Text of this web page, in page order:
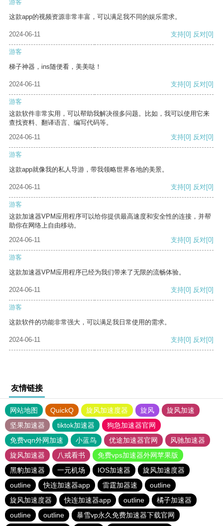
游客
这款app的视频资源非常丰富，可以满足我不同的娱乐需求。
2024-06-11 支持[0] 反对[0]
游客
梯子神器，ins随便看，美美哒！
2024-06-11 支持[0] 反对[0]
游客
这款软件非常实用，可以帮助我解决很多问题。比如，我可以使用它来
查找资料、翻译语言、编写代码等。
2024-06-11
支持[0] 反对[0]
游客
这款app就像我的私人导游，带我领略世界各地的美景。
2024-06-11 支持[0] 反对[0]
游客
这款加速器VPM应用程序可以给你提供最高速度和安全性的连接，并帮
助你在网络上自由移动。
2024-06-11
支持[0] 反对[0]
游客
这款加速器VPM应用程序已经为我们带来了无限的流畅体验。
2024-06-11 支持[0] 反对[0]
游客
这款软件的功能非常强大，可以满足我日常使用的需求。
2024-06-11 支持[0] 反对[0]
友情链接
网站地图 QuickQ 旋风加速度器 旋风
旋风加速
坚果加速器
tiktok加速器
狗急加速器官网
免费vqn外网加速
小蓝鸟 优途加速器官网
风驰加速器
旋风加速器
八戒看书
免费vps加速器外网苹果版
黑豹加速器
一元机场 IOS加速器
旋风加速度器
outline
快连加速器app 雷霆加器速
outline
旋风加速度器
快连加速器app outline
橘子加速器
outline
outline 暴雪vp永久免费加速器下载官网